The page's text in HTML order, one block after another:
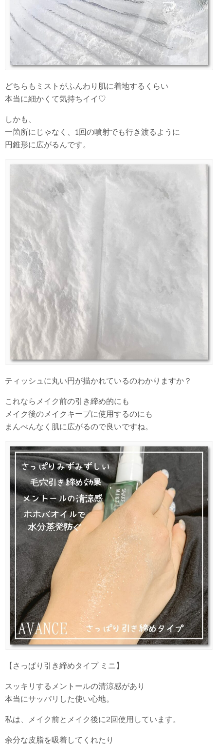
どちらもミストがふんわり肌に着地するくらい
本当に細かくて気持ちイイ♡
しかも、
一箇所にじゃなく、1回の噴射でも行き渡るように
円錐形に広がるんです。
ティッシュに丸い円が描かれているのわかりますか？
これならメイク前の引き締め的にも
メイク後のメイクキープに使用するのにも
まんべんなく肌に広がるので良いですね。
【さっぱり引き締めタイプ ミニ】
スッキリするメントールの清涼感があり
本当にサッパリした使い心地。
私は、メイク前とメイク後に2回使用しています。
余分な皮脂を吸着してくれたり